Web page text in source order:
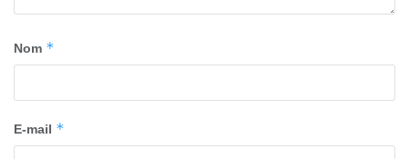
Nom *
E-mail *